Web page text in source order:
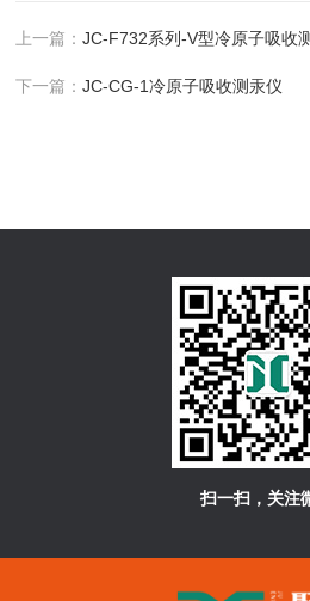
上一篇：JC-F732系列-V型冷原子吸收
下一篇：JC-CG-1冷原子吸收测汞仪
扫一扫，关注